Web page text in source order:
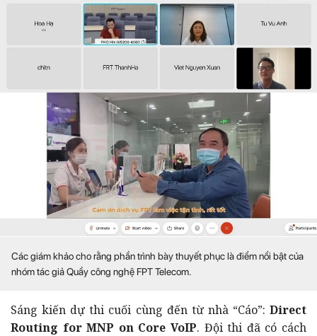
Các giám khảo cho rằng phần trình bày thuyết phục là điểm nổi bật của
nhóm tác giả Quầy công nghệ FPT Telecom.
Sáng kiến dự thi cuối cùng đến từ nhà “Cáo”: Direct
Routing for MNP on Core VoIP. Đội thi đã có cách